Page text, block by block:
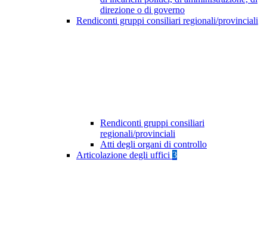
direzione o di governo
Rendiconti gruppi consiliari regionali/provinciali
Rendiconti gruppi consiliari
regionali/provinciali
Atti degli organi di controllo
Articolazione degli uffici 3